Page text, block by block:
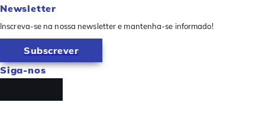
Newsletter
Inscreva-se na nossa newsletter e mantenha-se informado!
Subscrever
Siga-nos